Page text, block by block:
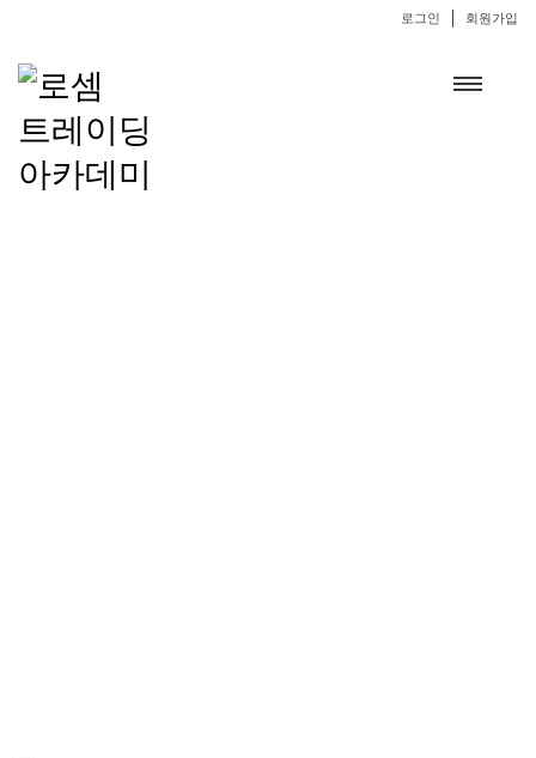
로그인 회원가입